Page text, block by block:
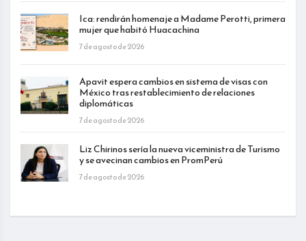
Ica: rendirán homenaje a Madame Perotti, primera
mujer que habitó Huacachina
7 de agosto de 2026
Apavit espera cambios en sistema de visas con
México tras restablecimiento de relaciones
diplomáticas
7 de agosto de 2026
Liz Chirinos sería la nueva viceministra de Turismo
y se avecinan cambios en PromPerú
7 de agosto de 2026